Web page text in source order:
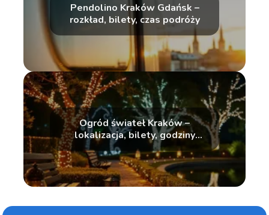
Pendolino Kraków Gdańsk –
rozkład, bilety, czas podróży
Ogród świateł Kraków –
lokalizacja, bilety, godziny
otwarcia